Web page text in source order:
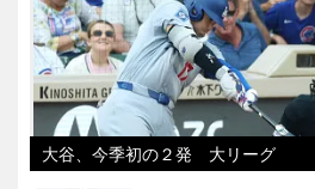
大谷、今季初の２発 大リーグ